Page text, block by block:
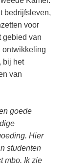
bedrijfsleven,
voor
gebied van
ontwikkeling
bij het
van
goede
Hier
studenten
mbo. Ik zie